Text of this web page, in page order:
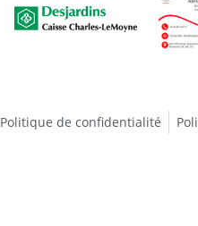
Politique de confidentialité